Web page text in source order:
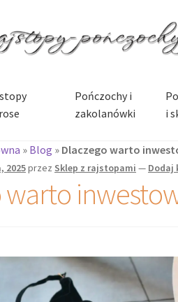
Pończochy i
zakolanówki
i
» Blog » Dlaczego warto
2025przez Sklep z rajstopami — Dodaj
warto